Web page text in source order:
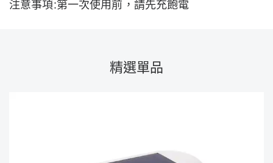
注意事項:第一次使用前，請先充飽電
精選單品